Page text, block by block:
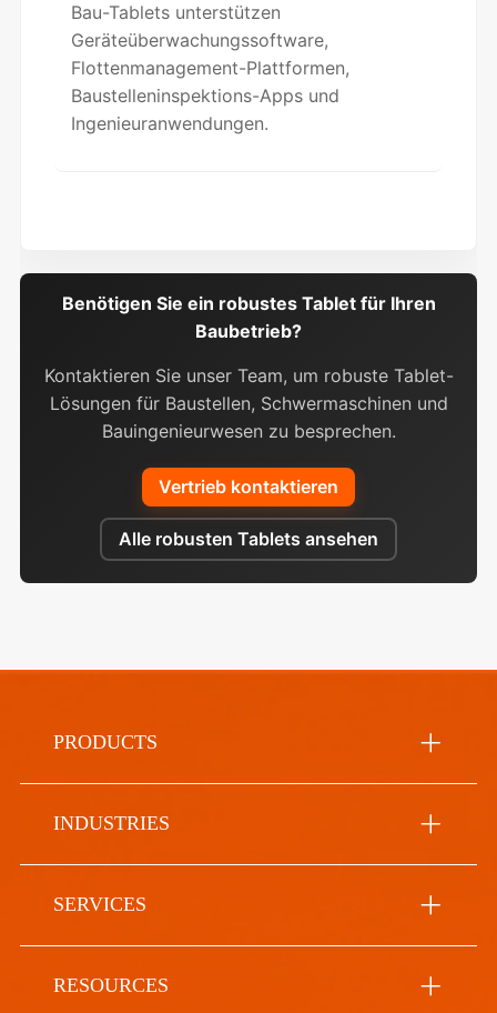
Bau-Tablets unterstützen
Geräteüberwachungssoftware,
Flottenmanagement-Plattformen,
Baustelleninspektions-Apps und
Ingenieuranwendungen.
Benötigen Sie ein robustes Tablet für Ihren
Baubetrieb?
Kontaktieren Sie unser Team, um robuste Tablet-
Lösungen für Baustellen, Schwermaschinen und
Bauingenieurwesen zu besprechen.
Vertrieb kontaktieren
Alle robusten Tablets ansehen
PRODUCTS
INDUSTRIES
SERVICES
RESOURCES